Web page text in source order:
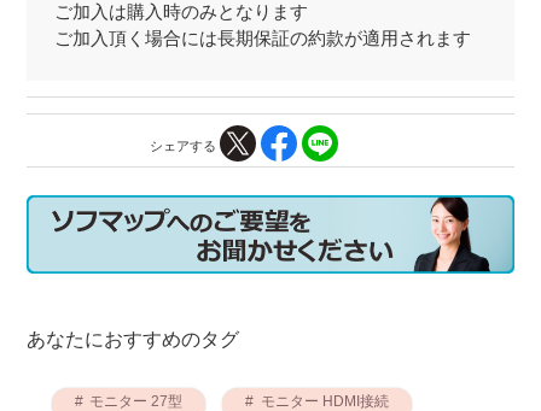
ご加入は購入時のみとなります
ご加入頂く場合には長期保証の約款が適用されます
シェアする
あなたにおすすめのタグ
モニター 27型 モニター HDMI接続